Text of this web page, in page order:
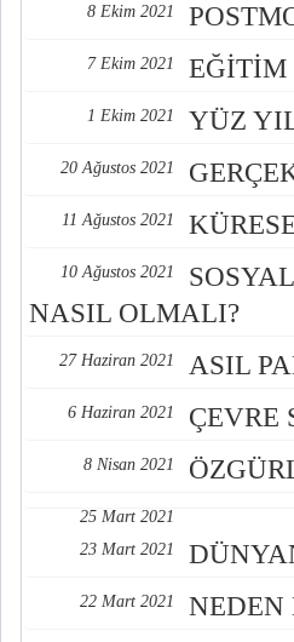
8 Ekim 2021
7 Ekim 2021 EĞİTİM
1 Ekim 2021 YÜZ
20 Ağustos 2021
11 Ağustos 2021
10 Ağustos 2021
NASIL OLMALI?
27 Haziran 2021 ASIL
6 Haziran 2021 ÇEVRE
8 Nisan 2021
25 Mart 2021
23 Mart 2021
22 Mart 2021